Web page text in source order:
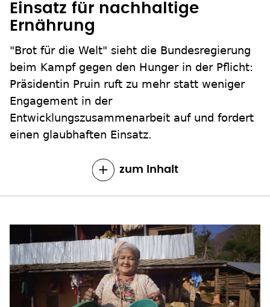
Einsatz für nachhaltige
Ernährung
"Brot für die Welt" sieht die Bundesregierung
beim Kampf gegen den Hunger in der Pflicht:
Präsidentin Pruin ruft zu mehr statt weniger
Engagement in der
Entwicklungszusammenarbeit auf und fordert
einen glaubhaften Einsatz.
zum Inhalt